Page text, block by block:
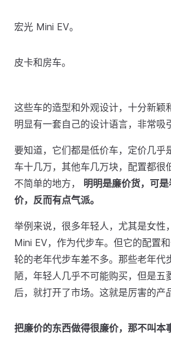
宏光 Mini EV。
皮卡和房车。
这些车的造型和外观设计，十分新颖
明显有一套自己的设计语言，非常吸
要知道，它们都是低价车，定价几乎
车十几万，其他车几万块，配置都很
不简单的地方， 明明是廉价货，可
价，反而有点气派。
举例来说，很多年轻人，尤其是女性
Mini EV，作为代步车。但它的配置
轮的老年代步车差不多。那些老年代
陋，年轻人几乎不可能购买，但是五
后，就打开了市场。这就是厉害的产
把廉价的东西做得很廉价，那不叫本